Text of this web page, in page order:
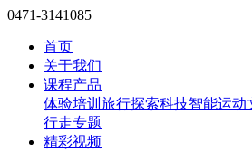
0471-3141085
首页
关于我们
课程产品
体验培训 旅行探索科技智能运动
行走专题
精彩视频